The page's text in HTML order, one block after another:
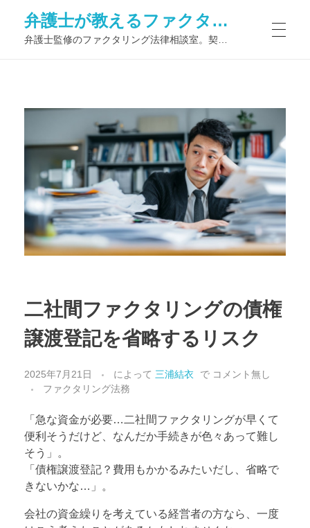
弁護士が教えるファクタリング法律相談室
二社間ファクタリングの債権
譲渡登記を省略するリスク
2025年7月21日 によって 三浦結衣 で コメント無し
ファクタリング法務
「急な資金が必要…二社間ファクタリングが早くて
便利そうだけど、なんだか手続きが色々あって難し
そう」。
「債権譲渡登記？費用もかかるみたいだし、省略で
きないかな…」。
会社の資金繰りを考えている経営者の方なら、一度